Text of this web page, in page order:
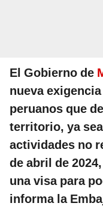
El Gobierno de
nueva
peruanos que
territorio, ya
actividades no
de abril de
una visa para
informa la